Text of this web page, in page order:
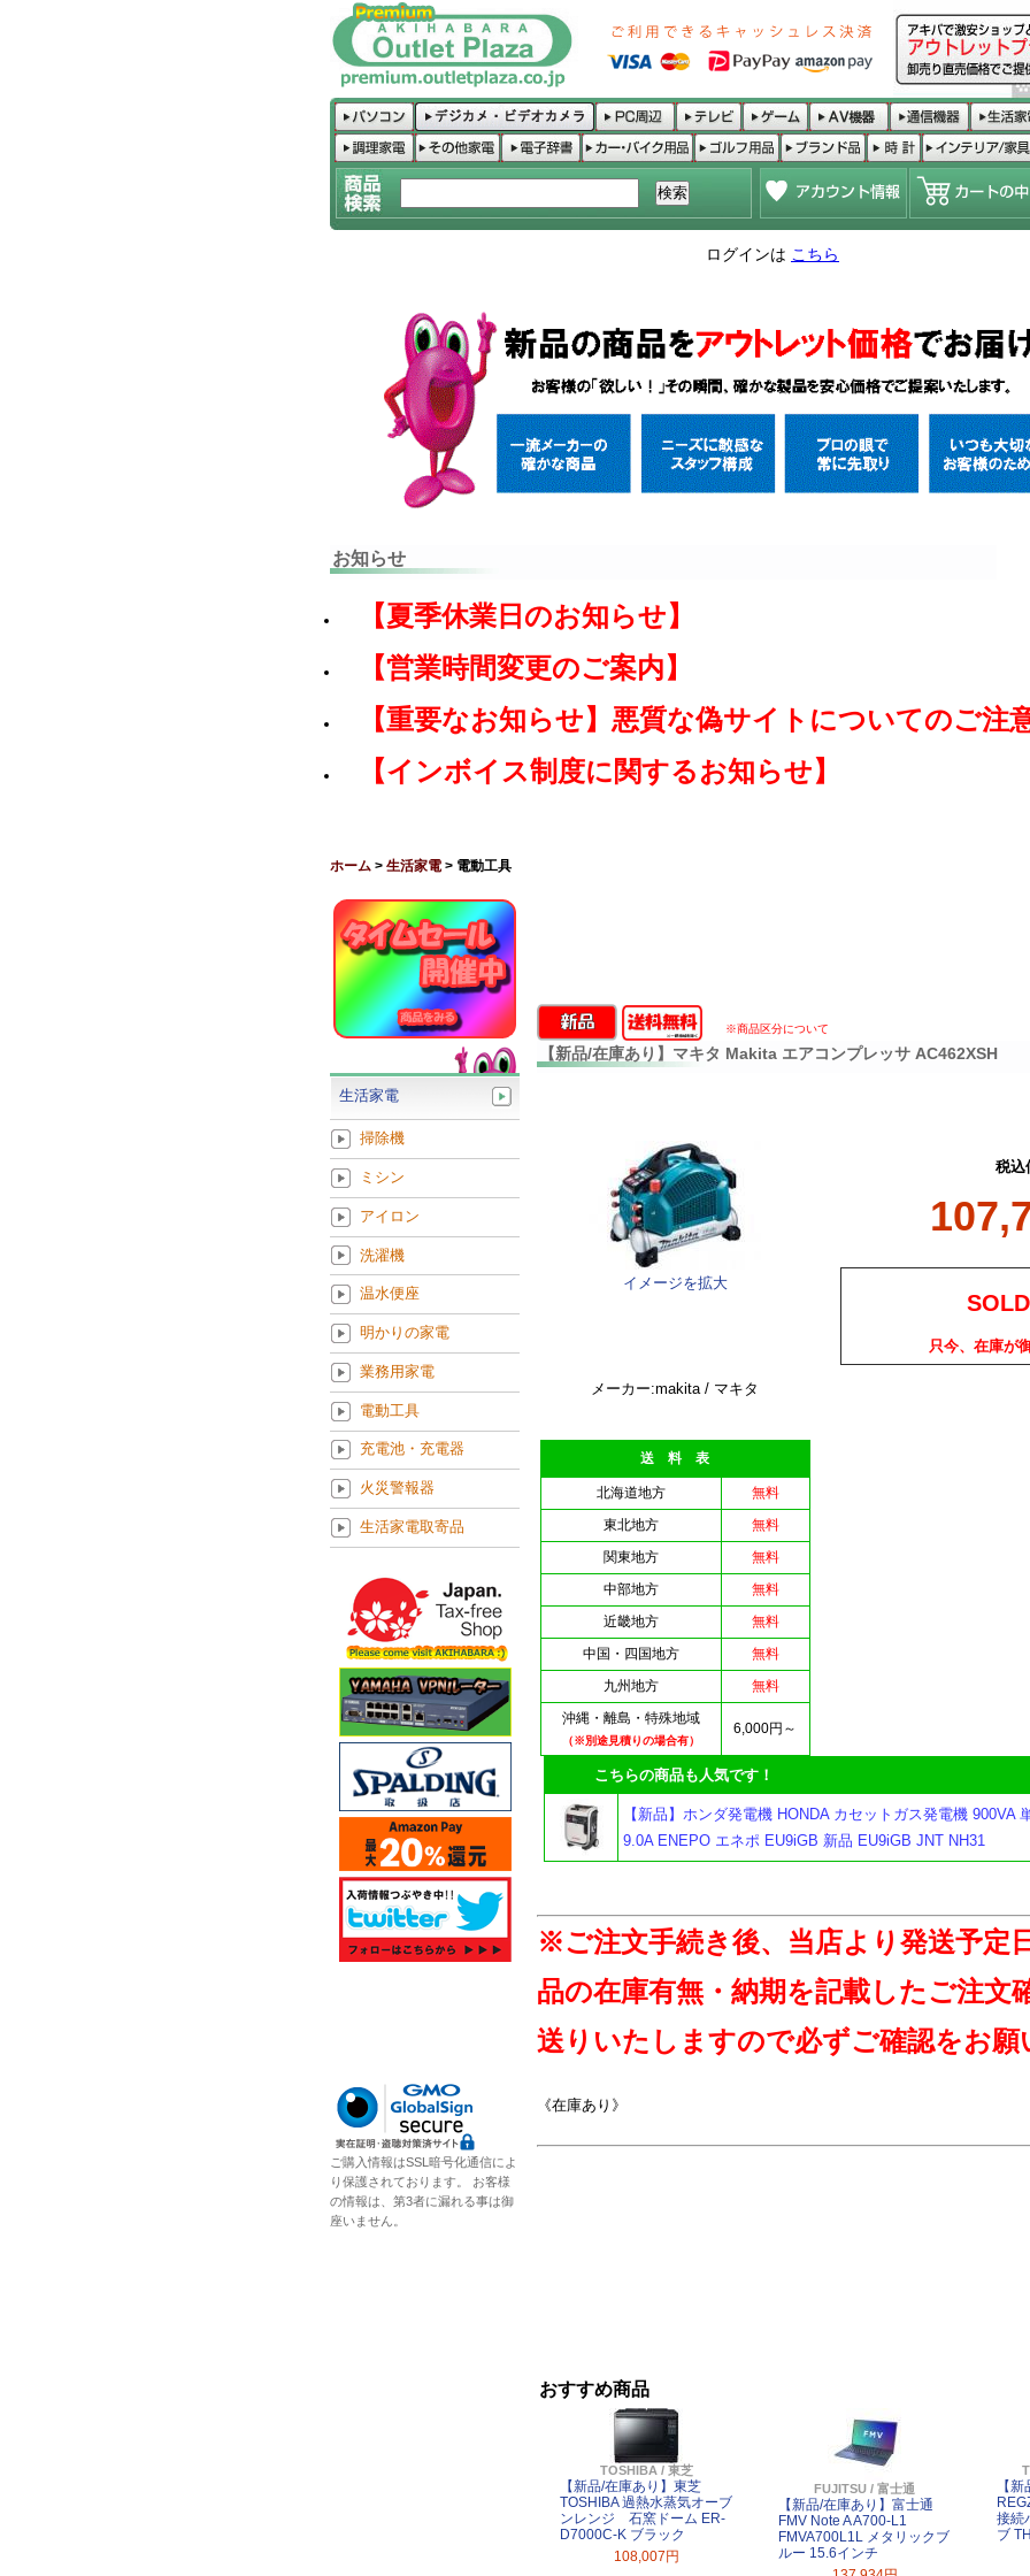
ログインは こちら
お知らせ
【夏季休業日のお知らせ】
【営業時間変更のご案内】
【重要なお知らせ】悪質な偽サイトについてのご注
【インボイス制度に関するお知らせ】
ホーム > 生活家電 > 電動工具
※商品区分について
【新品/在庫あり】マキタ Makita エアコンプレッサ AC462XSH
イメージを拡大
メーカー:makita / マキタ
送 料 表
北海道地方
無料
東北地方
無料
関東地方
無料
中部地方
無料
近畿地方
無料
中国・四国地方
無料
九州地方
無料
沖縄・離島・特殊地域
（※別途見積りの場合有）
6,000円～
税込
只今、在庫が
こちらの商品も人気です！
【新品】ホンダ発電機 HONDA カセットガス発電機 900VA
9.0A ENEPO エネポ EU9iGB 新品 EU9iGB JNT NH31
※ご注文手続き後、当店より発送予定
品の在庫有無・納期を記載したご注文
送りいたしますので必ずご確認をお願
《在庫あり》
おすすめ商品
TOSHIBA / 東芝
【新品/在庫あり】東芝
TOSHIBA 過熱水蒸気オーブ
ンレンジ 石窯ドーム ER-
D7000C-K ブラック
108,007円
FUJITSU / 富士通
【新品/在庫あり】富士通
FMV Note A A700-L1
FMVA700L1L メタリックブ
ルー 15.6インチ
【
接続
ブ
生活家電
掃除機
ミシン
アイロン
洗濯機
温水便座
明かりの家電
業務用家電
電動工具
充電池・充電器
火災警報器
生活家電取寄品
ご購入情報はSSL暗号化通信によ
り保護されております。 お客様
の情報は、第3者に漏れる事は御
座いません。